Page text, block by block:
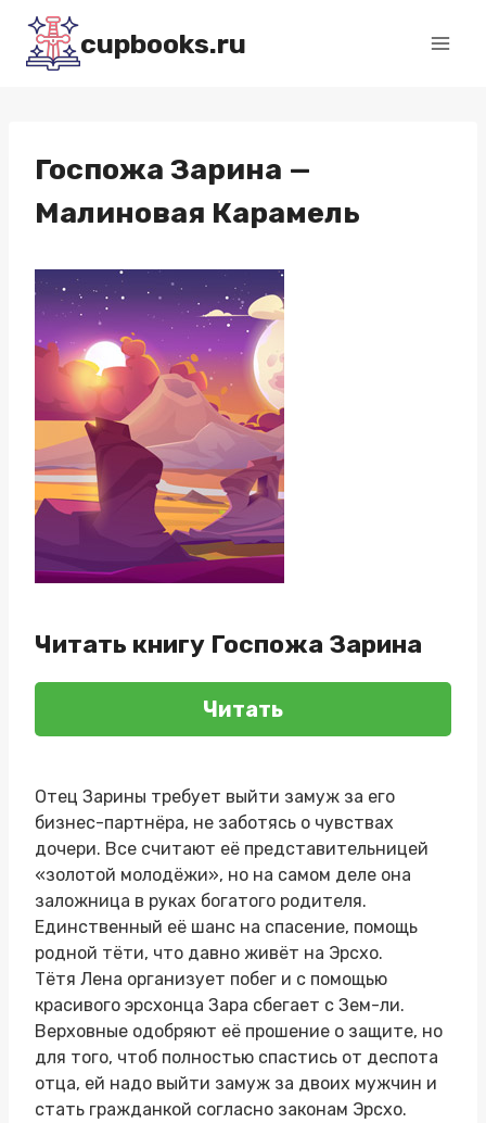
Перейти
содержимому
cupbooks.ru
Госпожа Зарина —
Малиновая Карамель
Читать книгу Госпожа Зарина
Читать
Отец Зарины требует выйти замуж за его
бизнес-партнёра, не заботясь о чувствах
дочери. Все считают её представительницей
«золотой молодёжи», но на самом деле она
заложница в руках богатого родителя.
Единственный её шанс на спасение, помощь
родной тёти, что давно живёт на Эрсхо.
Тётя Лена организует побег и с помощью
красивого эрсхонца Зара сбегает с Зем-ли.
Верховные одобряют её прошение о защите, но
для того, чтоб полностью спастись от деспота
отца, ей надо выйти замуж за двоих мужчин и
стать гражданкой согласно законам Эрсхо.